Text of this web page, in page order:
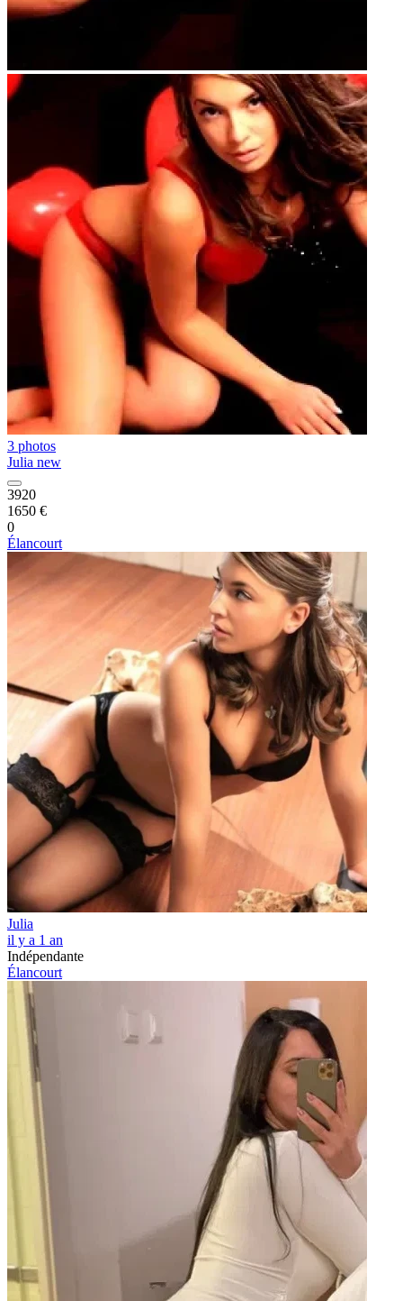
3 photos
Julia new
3920
1650 €
0
Élancourt
Julia
il y a 1 an
Indépendante
Élancourt